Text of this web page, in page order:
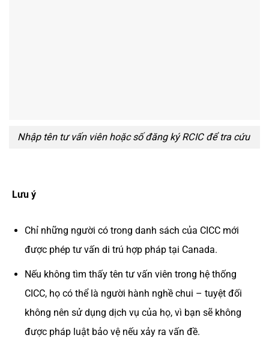
Nhập tên tư vấn viên hoặc số đăng ký RCIC để tra cứu
Lưu ý
Chỉ những người có trong danh sách của CICC mới
được phép tư vấn di trú hợp pháp tại Canada.
Nếu không tìm thấy tên tư vấn viên trong hệ thống
CICC, họ có thể là người hành nghề chui – tuyệt đối
không nên sử dụng dịch vụ của họ, vì bạn sẽ không
được pháp luật bảo vệ nếu xảy ra vấn đề.